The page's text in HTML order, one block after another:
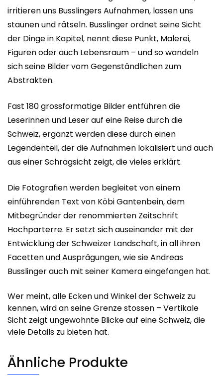
irritieren uns Busslingers Aufnahmen, lassen uns
staunen und rätseln. Busslinger ordnet seine Sicht
der Dinge in Kapitel, nennt diese Punkt, Malerei,
Figuren oder auch Lebensraum – und so wandeln
sich seine Bilder vom Gegenständlichen zum
Abstrakten.
Fast 180 grossformatige Bilder entführen die
Leserinnen und Leser auf eine Reise durch die
Schweiz, ergänzt werden diese durch einen
Legendenteil, der die Aufnahmen lokalisiert und auch
aus einer Schrägsicht zeigt, die vieles erklärt.
Die Fotografien werden begleitet von einem
einführenden Text von Köbi Gantenbein, dem
Mitbegründer der renommierten Zeitschrift
Hochparterre. Er setzt sich auseinander mit der
Entwicklung der Schweizer Landschaft, in all ihren
Facetten und Ausprägungen, wie sie Andreas
Busslinger auch mit seiner Kamera eingefangen hat.
Wer meint, alle Ecken und Winkel der Schweiz zu
kennen, wird an seine Grenze stossen – Vertikale
Sicht zeigt ungewohnte Blicke auf eine Schweiz, die
viele Details zu bieten hat.
Ähnliche Produkte